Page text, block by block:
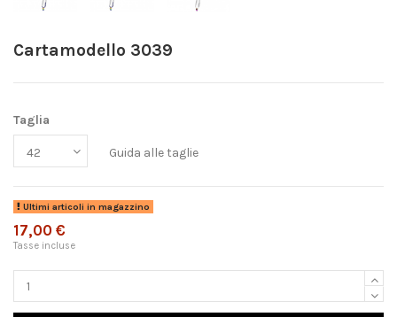
Cartamodello 3039
Taglia
Guida alle taglie
Ultimi articoli in magazzino
17,00 €
Tasse incluse